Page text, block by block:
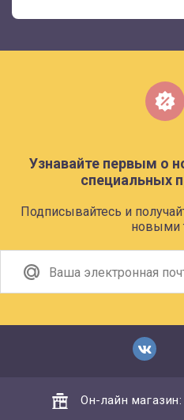
Узнавайте первым о
специальных
Подписывайтесь и
новыми
Он-лайн магазин: